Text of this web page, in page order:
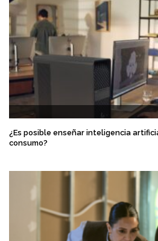
¿Es posible enseñar inteligencia
consumo?